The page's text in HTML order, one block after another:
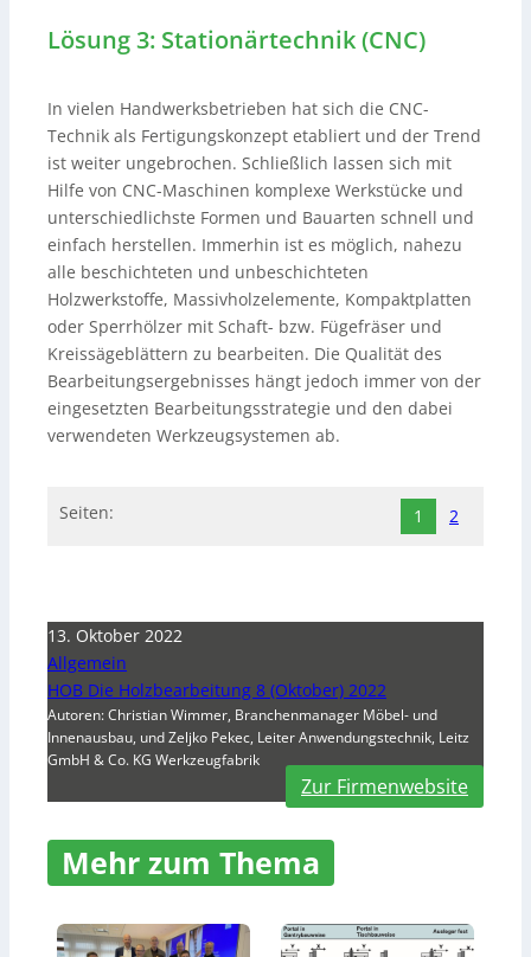
Lösung 3: Stationärtechnik (CNC)
In vielen Handwerksbetrieben hat sich die CNC-
Technik als Fertigungskonzept etabliert und der Trend
ist weiter ungebrochen. Schließlich lassen sich mit
Hilfe von CNC-Maschinen komplexe Werkstücke und
unterschiedlichste Formen und Bauarten schnell und
einfach herstellen. Immerhin ist es möglich, nahezu
alle beschichteten und unbeschichteten
Holzwerkstoffe, Massivholzelemente, Kompaktplatten
oder Sperrhölzer mit Schaft- bzw. Fügefräser und
Kreissägeblättern zu bearbeiten. Die Qualität des
Bearbeitungsergebnisses hängt jedoch immer von der
eingesetzten Bearbeitungsstrategie und den dabei
verwendeten Werkzeugsystemen ab.
Seiten: 1 2
13. Oktober 2022
Allgemein
HOB Die Holzbearbeitung 8 (Oktober) 2022
Autoren: Christian Wimmer, Branchenmanager Möbel- und
Innenausbau, und Zeljko Pekec, Leiter Anwendungstechnik, Leitz
GmbH & Co. KG Werkzeugfabrik
Zur Firmenwebsite
Mehr zum Thema